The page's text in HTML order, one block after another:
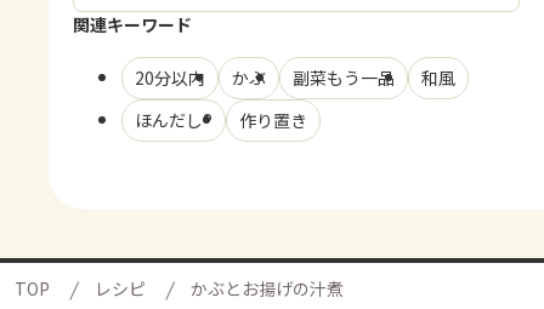
関連キーワード
20分以内 かぶ 副菜もう一品
和風
ほんだし®
作り置き
TOP レシピ かぶとお揚げの汁煮